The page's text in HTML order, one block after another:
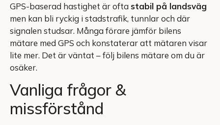
GPS-baserad hastighet är ofta stabil på landsväg
men kan bli ryckig i stadstrafik, tunnlar och där
signalen studsar. Många förare jämför bilens
mätare med GPS och konstaterar att mätaren visar
lite mer. Det är väntat – följ bilens mätare om du är
osäker.
Vanliga frågor &
missförstånd